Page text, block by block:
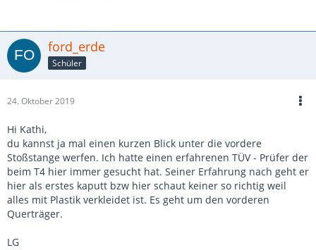
ford_erde
Schüler
24. Oktober 2019
Hi Kathi,
du kannst ja mal einen kurzen Blick unter die vordere
Stoßstange werfen. Ich hatte einen erfahrenen TÜV - Prüfer der
beim T4 hier immer gesucht hat. Seiner Erfahrung nach geht er
hier als erstes kaputt bzw hier schaut keiner so richtig weil
alles mit Plastik verkleidet ist. Es geht um den vorderen
Querträger.
LG